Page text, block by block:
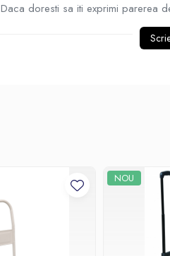
Daca doresti sa iti exprimi parerea
NOU